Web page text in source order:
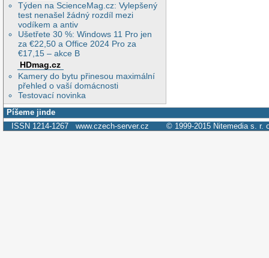
Týden na ScienceMag.cz: Vylepšený
test nenašel žádný rozdíl mezi
vodíkem a antiv
Ušetřete 30 %: Windows 11 Pro jen
za €22,50 a Office 2024 Pro za
€17,15 – akce B
HDmag.cz
Kamery do bytu přinesou maximální
přehled o vaší domácnosti
Testovací novinka
Píšeme jinde
ISSN 1214-1267 www.czech-server.cz © 1999-2015 Nitemedia s. r.